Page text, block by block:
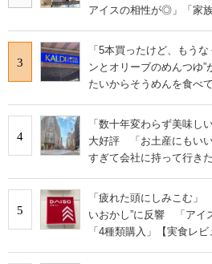
アイスの相性が◎」「家
3
「5本買ったけど、もう
ンとオリーブのめんつゆ
たいからそうめんを食べ
4
「数十年変わらず美味し
大好評 「お土産にもい
すぎて会社に持って行き
5
「疲れた頭にしみこむ」
いおかし”に反響 「アイ
「4種類購入」【実食レビ